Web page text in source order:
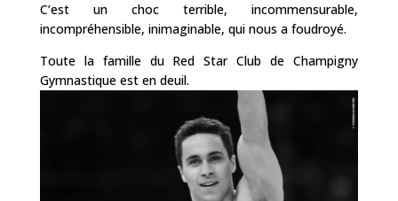
C’est un choc terrible, incommensurable,
incompréhensible, inimaginable, qui nous a foudroyé.
Toute la famille du Red Star Club de Champigny
Gymnastique est en deuil.